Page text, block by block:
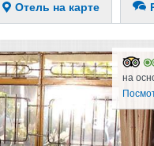
Отель на карте
на